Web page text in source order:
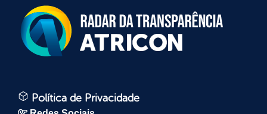
Política de Privacidade